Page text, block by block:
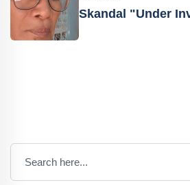
Skandal "Under